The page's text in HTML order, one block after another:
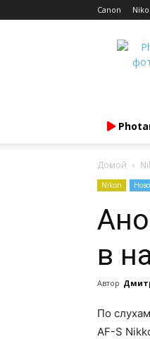
Canon
Домой
Nikon
в
Автор
По
AF-S